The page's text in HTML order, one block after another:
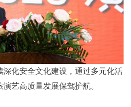
化安全文化建设，通过多元化活
艺高质量发展保驾护航。